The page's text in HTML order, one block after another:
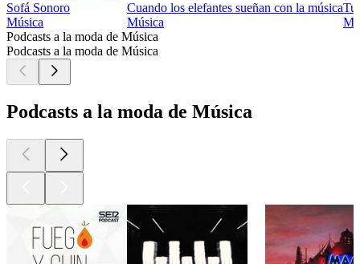
Sofá Sonoro
Música
Cuando los elefantes sueñan con la música
Música
Podcasts a la moda de Música
Podcasts a la moda de Música
Podcasts a la moda de Música